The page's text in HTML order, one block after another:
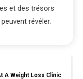
et des trésors
révéler.
A Weight Loss Clinic